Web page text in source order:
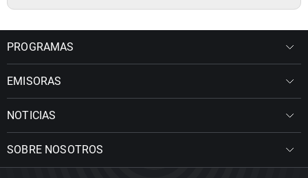
PROGRAMAS
EMISORAS
NOTICIAS
SOBRE NOSOTROS